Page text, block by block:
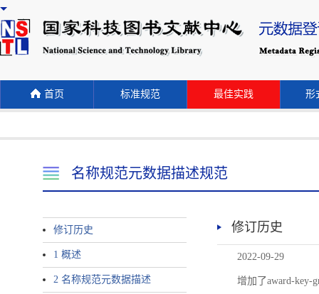
首页 标准规范 最佳实践 形
名称规范元数据描述规范
修订历史
1 概述
2 名称规范元数据描述
修订历史
2022-09-29
增加了award-key-